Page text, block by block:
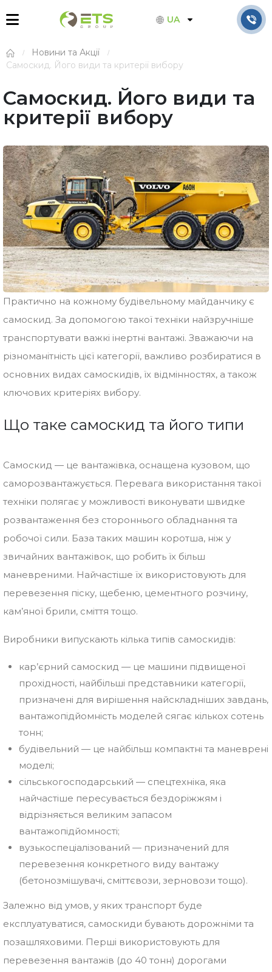
UA
Новини та Акції
Самоскид. Його види та критерії вибору
Самоскид. Його види та
критерії вибору
Практично на кожному будівельному майданчику є
самоскид. За допомогою такої техніки найзручніше
транспортувати важкі інертні вантажі. Зважаючи на
різноманітність цієї категорії, важливо розбиратися в
основних видах самоскидів, їх відмінностях, а також
ключових критеріях вибору.
Що таке самоскид та його типи
Самоскид — це вантажівка, оснащена кузовом, що
саморозвантажується. Перевага використання такої
техніки полягає у можливості виконувати швидке
розвантаження без стороннього обладнання та
робочої сили. База таких машин коротша, ніж у
звичайних вантажівок, що робить їх більш
маневреними. Найчастіше їх використовують для
перевезення піску, щебеню, цементного розчину,
кам’яної брили, сміття тощо.
Виробники випускають кілька типів самоскидів:
кар’єрний самоскид — це машини підвищеної
прохідності, найбільші представники категорії,
призначені для вирішення найскладніших завдань,
вантажопідйомність моделей сягає кількох сотень
тонн;
будівельний — це найбільш компактні та маневрені
моделі;
сільськогосподарський — спецтехніка, яка
найчастіше пересувається бездоріжжям і
відрізняється великим запасом
вантажопідйомності;
вузькоспеціалізований — призначений для
перевезення конкретного виду вантажу
(бетонозмішувачі, сміттєвози, зерновози тощо).
Залежно від умов, у яких транспорт буде
експлуатуватися, самоскиди бувають дорожніми та
позашляховими. Перші використовують для
перевезення вантажів (до 40 тонн) дорогами